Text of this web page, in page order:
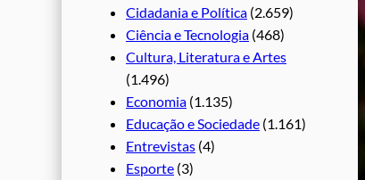
Cidadania e Política (2.659)
Ciência e Tecnologia (468)
Cultura, Literatura e Artes
(1.496)
Economia (1.135)
Educação e Sociedade (1.161)
Entrevistas (4)
Esporte (3)